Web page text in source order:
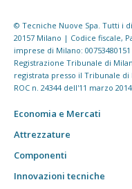
© Tecniche Nuove Spa. Tutti i
20157 Milano | Codice fiscale,
imprese di Milano: 00753480151
Registrazione Tribunale di
registrata presso il Tribunale di
ROC n. 24344 dell'11 marzo 2014
Economia e Mercati
Attrezzature
Componenti
Innovazioni tecniche